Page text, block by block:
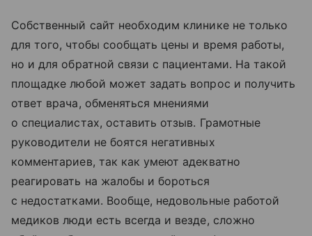
Собственный сайт необходим клинике не только
для того, чтобы сообщать цены и время работы,
но и для обратной связи с пациентами. На такой
площадке любой может задать вопрос и получить
ответ врача, обменяться мнениями
о специалистах, оставить отзыв. Грамотные
руководители не боятся негативных
комментариев, так как умеют адекватно
реагировать на жалобы и бороться
с недостатками. Вообще, недовольные работой
медиков люди есть всегда и везде, сложно